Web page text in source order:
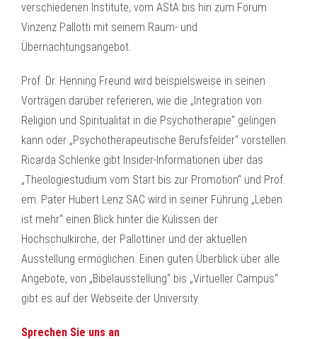
verschiedenen Institute, vom AStA bis hin zum Forum
Vinzenz Pallotti mit seinem Raum- und
Übernachtungsangebot.
Prof. Dr. Henning Freund wird beispielsweise in seinen
Vorträgen darüber referieren, wie die „Integration von
Religion und Spiritualität in die Psychotherapie“ gelingen
kann oder „Psychotherapeutische Berufsfelder“ vorstellen.
Ricarda Schlenke gibt Insider-Informationen über das
„Theologiestudium vom Start bis zur Promotion“ und Prof.
em. Pater Hubert Lenz SAC wird in seiner Führung „Leben
ist mehr“ einen Blick hinter die Kulissen der
Hochschulkirche, der Pallottiner und der aktuellen
Ausstellung ermöglichen. Einen guten Überblick über alle
Angebote, von „Bibelausstellung“ bis „Virtueller Campus“
gibt es auf der Webseite der University.
Sprechen Sie uns an